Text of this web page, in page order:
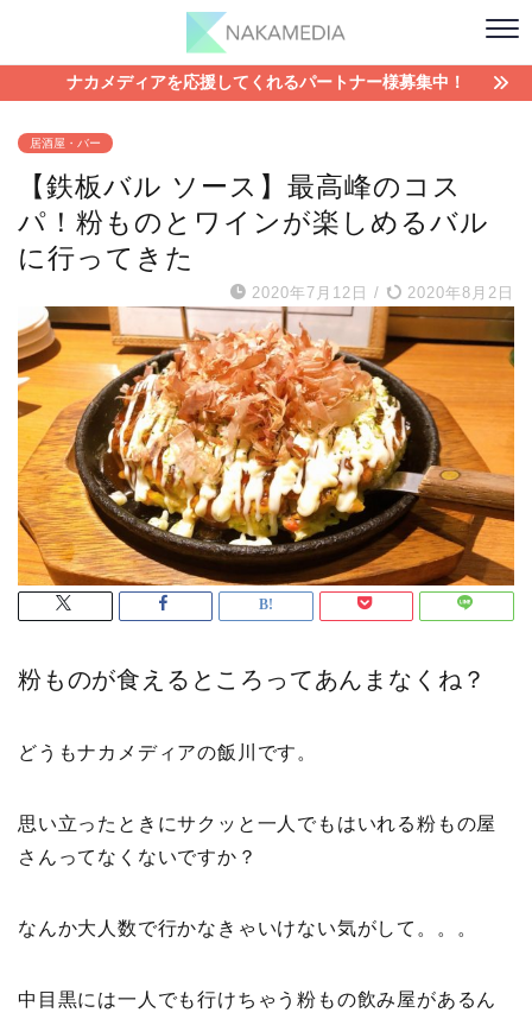
ナカメディアを応援してくれるパートナー様募集中！
居酒屋・バー
【鉄板バル ソース】最高峰のコス
パ！粉ものとワインが楽しめるバル
に行ってきた
2020年7月12日 / 2020年8月2日
粉ものが食えるところってあんまなくね？
どうもナカメディアの飯川です。
思い立ったときにサクッと一人でもはいれる粉もの屋
さんってなくないですか？
なんか大人数で行かなきゃいけない気がして。。。
中目黒には一人でも行けちゃう粉もの飲み屋があるん